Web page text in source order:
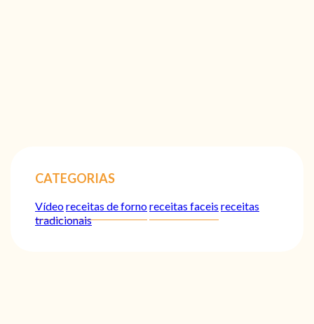
CATEGORIAS
Vídeoreceitas de fornoreceitas faceis receitas
tradicionais